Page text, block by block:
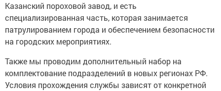
Казанский пороховой завод, и есть
специализированная часть, которая занимается
патрулированием города и обеспечением безопасности
на городских мероприятиях.
Также мы проводим дополнительный набор на
комплектование подразделений в новых регионах РФ.
Условия прохождения службы зависят от конкретной